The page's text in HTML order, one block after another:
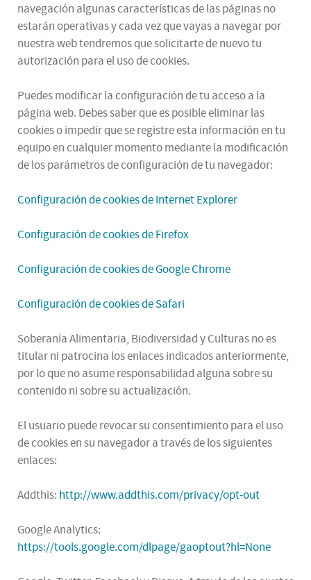
navegación algunas características de las páginas no
estarán operativas y cada vez que vayas a navegar por
nuestra web tendremos que solicitarte de nuevo tu
autorización para el uso de cookies.
Puedes modificar la configuración de tu acceso a la
página web. Debes saber que es posible eliminar las
cookies o impedir que se registre esta información en tu
equipo en cualquier momento mediante la modificación
de los parámetros de configuración de tu navegador:
Configuración de cookies de Internet Explorer
Configuración de cookies de Firefox
Configuración de cookies de Google Chrome
Configuración de cookies de Safari
Soberanía Alimentaria, Biodiversidad y Culturas no es
titular ni patrocina los enlaces indicados anteriormente,
por lo que no asume responsabilidad alguna sobre su
contenido ni sobre su actualización.
El usuario puede revocar su consentimiento para el uso
de cookies en su navegador a través de los siguientes
enlaces:
Addthis: http://www.addthis.com/privacy/opt-out
Google Analytics:
https://tools.google.com/dlpage/gaoptout?hl=None